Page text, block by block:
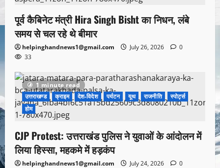
पूर्व कैबिनेट मंत्री Hira Singh Bisht का निधन, लंबे
समय से चल रहे थे बीमार
helpinghandnews1@gmail.com July 26, 2026
0
33
1 minute read
उत्तराखण्ड
क्राइम देश-विदेश पर्यटन यूथ राजनीति
स्पोर्ट्स
होम
CJP Protest: उत्तराखंड पुलिस ने युवाओं के आंदोलन में
लिया हिस्सा, महकमे में हड़कंप
helpinghandnews1@gmail.com July 24, 2026
0